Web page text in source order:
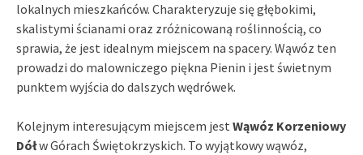
lokalnych mieszkańców. Charakteryzuje się głębokimi,
skalistymi ścianami oraz zróżnicowaną roślinnością, co
sprawia, że jest idealnym miejscem na spacery. Wąwóz ten
prowadzi do malowniczego piękna Pienin i jest świetnym
punktem wyjścia do dalszych wędrówek.
Kolejnym interesującym miejscem jest Wąwóz Korzeniowy
Dółw Górach Świętokrzyskich. To wyjątkowy wąwóz,